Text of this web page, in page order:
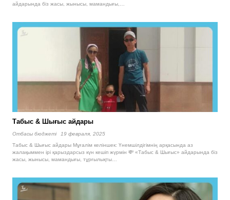
айдарында біз жасы, жынысы, мамандығы,…
Табыс & Шығыс айдары
Отбасы бюджетi
19 февраля, 2025
Табыс & Шығыс айдары Мұғалім келіншек: Үнемшілдігімнің арқасында аз
жалақыммен ірі қарыздарсыз күн кешіп жүрмін 💸 «Табыс & Шығыс» айдарында біз
жасы, жынысы, мамандығы, тұрғылықты…